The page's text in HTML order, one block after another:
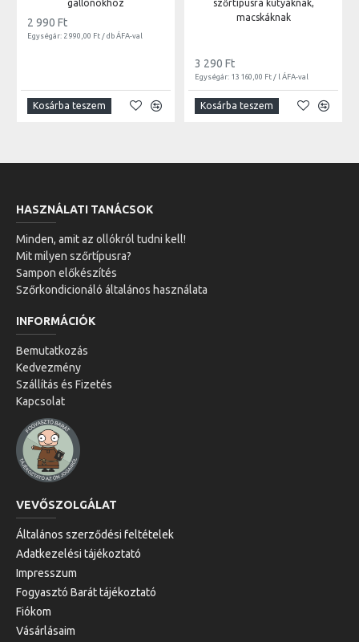
gallonokhoz
2 990 Ft
Egységár: 2 990,00 Ft / db ÁFA-val
Kosárba teszem
szőrtípusra kutyáknak,
macskáknak
3 290 Ft
Egységár: 13 160,00 Ft / l ÁFA-val
Kosárba teszem
HASZNÁLATI TANÁCSOK
Minden, amit az ollókról tudni kell!
Mit milyen szőrtípusra?
Sampon előkészítés
Szőrkondicionáló általános használata
INFORMÁCIÓK
Bemutatkozás
Kedvezmény
Szállítás és Fizetés
Kapcsolat
VEVŐSZOLGÁLAT
Általános szerződési feltételek
Adatkezelési tájékoztató
Impresszum
Fogyasztó Barát tájékoztató
Fiókom
Vásárlásaim